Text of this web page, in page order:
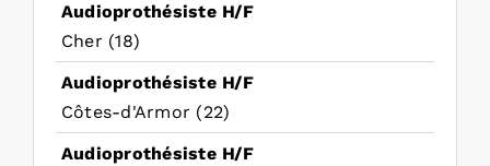
Audioprothésiste H/F
Cher (18)
Audioprothésiste H/F
Côtes-d'Armor (22)
Audioprothésiste H/F